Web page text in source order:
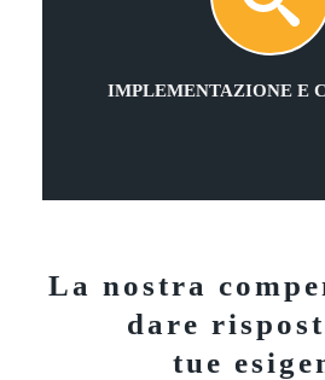
IMPLEMENTAZIONE E
La nostra
dare
tue